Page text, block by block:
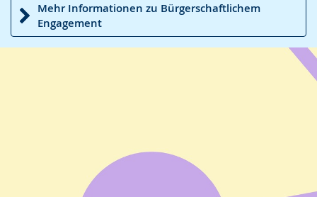
Mehr Informationen zu Bürgerschaftlichem
Engagement